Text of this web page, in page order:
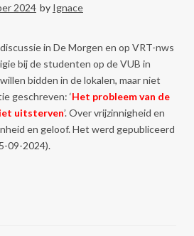
2024 by Ignace
in De Morgen en op VRT-nws
bij de studenten op de VUB in
bidden in de lokalen, maar niet
geschreven: ‘Het probleem van de
uitsterven’. Over vrijzinnigheid en
en geloof. Het werd gepubliceerd
09-2024).